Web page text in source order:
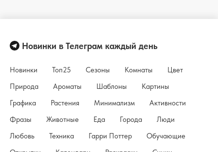
Новинки в Телеграм каждый день
Новинки Топ25 Сезоны Комнаты
Цвет
Природа
Ароматы Шаблоны
Картины
Графика
Растения Минимализм
Активности
Фразы
Животные Еда Города
Люди
Любовь
Техника Гарри Поттер
Обучающие